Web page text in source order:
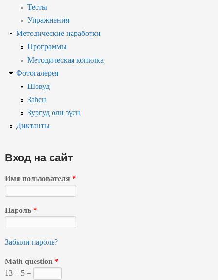
Тесты
Упражнения
Методические наработки
Программы
Методическая копилка
Фотогалерея
Шовуд
Заһсн
Зургуд олн зүсн
Диктанты
Вход на сайт
Имя пользователя *
Пароль *
Забыли пароль?
Math question *
13 + 5 =